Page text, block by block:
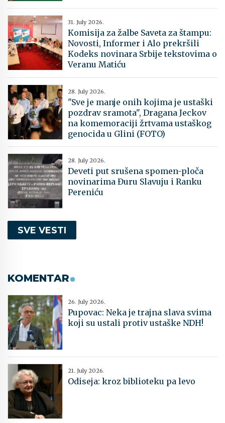
31. July 2026.
Komisija za žalbe Saveta za štampu:
Novosti, Informer i Alo prekršili
Kodeks novinara Srbije tekstovima o
Veranu Matiću
28. July 2026.
"Sve je manje onih kojima je ustaški
pozdrav sramota", Dragana Jeckov
na komemoraciji žrtvama ustaškog
genocida u Glini (FOTO)
28. July 2026.
Deveti put srušena spomen-ploča
novinarima Đuru Slavuju i Ranku
Pereniću
SVE VESTI
KOMENTAR
26. July 2026.
Pupovac: Neka je trajna slava svima
koji su ustali protiv ustaške NDH!
21. July 2026.
Odiseja: kroz biblioteku pa levo